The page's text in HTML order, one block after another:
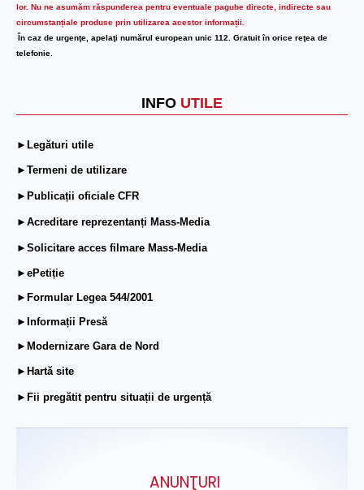
lor. Nu ne asumăm răspunderea pentru eventuale pagube directe, indirecte sau
circumstanțiale produse prin utilizarea acestor informații.
În caz de urgenţe, apelaţi numărul european unic 112. Gratuit în orice reţea de
telefonie.
INFO UTILE
►Legături utile
►Termeni de utilizare
►Publicații oficiale CFR
►Acreditare reprezentanți Mass-Media
►Solicitare acces filmare Mass-Media
►ePetiție
►Formular Legea 544/2001
►Informații Presă
►Modernizare Gara de Nord
►Hartă site
►Fii pregătit pentru situații de urgență
ANUNŢURI